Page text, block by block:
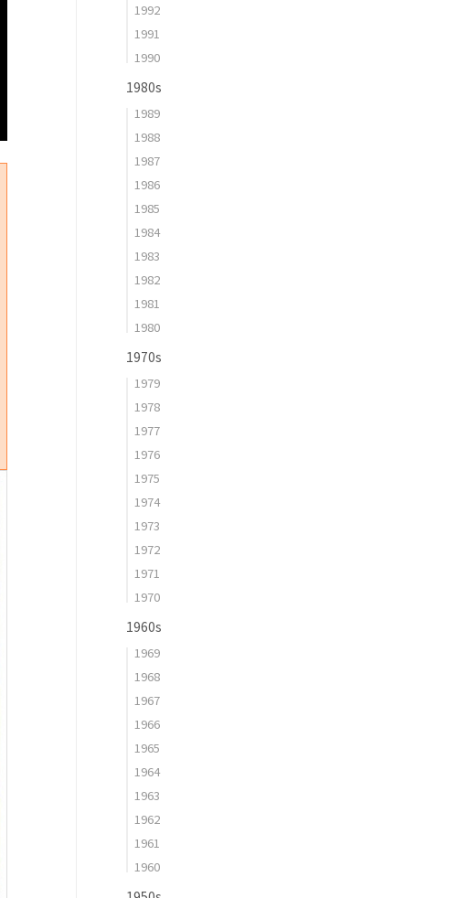
1992
1991
1990
1980s
1989
1988
1987
1986
1985
1984
1983
1982
1981
1980
1970s
1979
1978
1977
1976
1975
1974
1973
1972
1971
1970
1960s
1969
1968
1967
1966
1965
1964
1963
1962
1961
1960